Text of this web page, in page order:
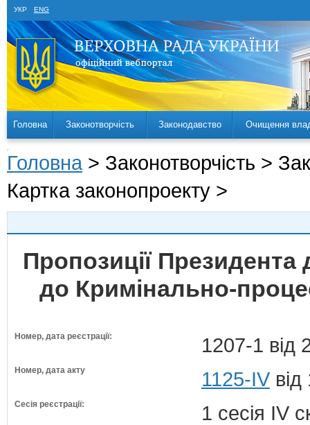
УКР ENG
Головна Законотворчість Законодавство Очищення
Головна > Законотворчість >
Картка законопроекту >
Пропозиції
до Кримінально-
Номер, дата реєстрації: 1207-1 від
Номер, дата акту 1125-IV
Сесія реєстрації: 1 сесія IV